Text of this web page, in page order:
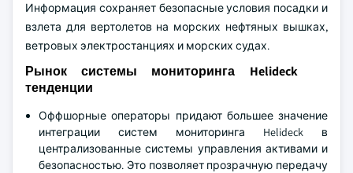
Информация сохраняет безопасные условия посадки и
взлета для вертолетов на морских нефтяных вышках,
ветровых электростанциях и морских судах.
Рынок системы мониторинга Helideck
тенденции
Оффшорные операторы придают большее значение
интеграции систем мониторинга Helideck в
централизованные системы управления активами и
безопасностью. Это позволяет прозрачную передачу